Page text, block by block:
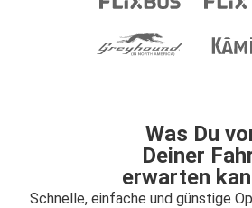
Was Du
Deiner
erwarten
Schnelle, einfache und günstige